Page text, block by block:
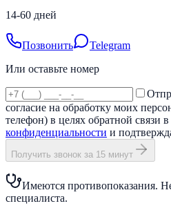
14-60 дней
Позвонить
Telegram
Или оставьте номер
согласие на обработку моих
телефон) в целях обратной связи в
конфиденциальности и
Получить звонок за 15 минут
Имеются противопоказания.
специалиста.